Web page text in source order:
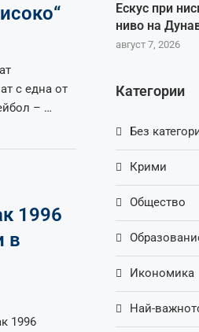
с една от
– …
1996
в
1996
Ескус при
ниво на
август 7, 2026
Категории
Без
Крими
Общество
Икономика
Най-